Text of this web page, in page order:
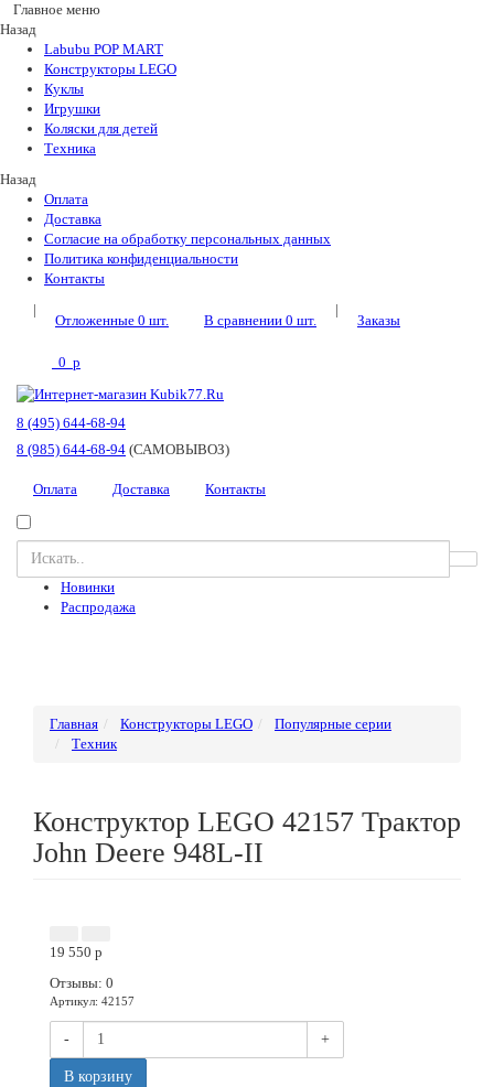
Главное меню
Назад
Labubu POP MART
Конструкторы LEGO
Куклы
Игрушки
Коляски для детей
Техника
Назад
Оплата
Доставка
Согласие на обработку персональных данных
Политика конфиденциальности
Контакты
|
Отложенные 0 шт. В сравнении 0 шт.
|
Заказы
0 p
8 (495) 644-68-94
8 (985) 644-68-94 (САМОВЫВОЗ)
Оплата Доставка Контакты
Новинки
Распродажа
Главная Конструкторы LEGO
Популярные серии
Техник
Конструктор LEGO 42157 Трактор
John Deere 948L-II
19 550 p
Отзывы: 0
Артикул: 42157
- +
В корзину